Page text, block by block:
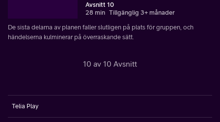
Avsnitt 10
28 min Tillgänglig 3+ månader
De sista delarna av planen faller slutligen på plats för gruppen, och
händelserna kulminerar på överraskande sätt.
10 av 10 Avsnitt
Telia Play